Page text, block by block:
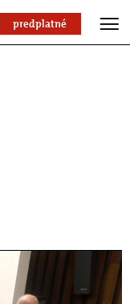
predplatné